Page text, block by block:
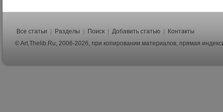
Все статьи Разделы Поиск Добавить статью
Контакты
© Art.Thelib.Ru, 2006-2026, при копировании материалов, прямая